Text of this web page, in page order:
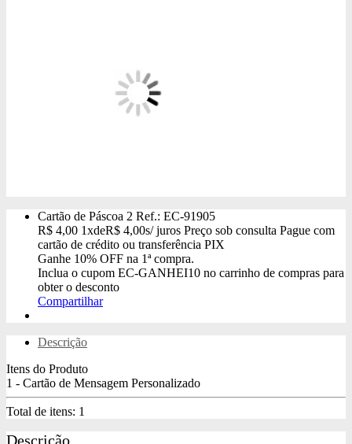
Cartão de Páscoa 2 Ref.: EC-91905
R$ 4,00 1xdeR$ 4,00s/ juros Preço sob consulta Pague com
cartão de crédito ou transferência PIX
Ganhe 10% OFF na 1ª compra.
Inclua o cupom EC-GANHEI10 no carrinho de compras para
obter o desconto
Compartilhar
Descrição
Itens do Produto
1 - Cartão de Mensagem Personalizado
Total de itens: 1
Descrição